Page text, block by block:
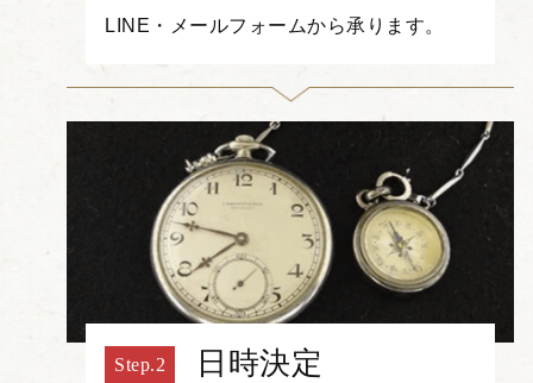
LINE・メールフォームから承ります。
日時決定